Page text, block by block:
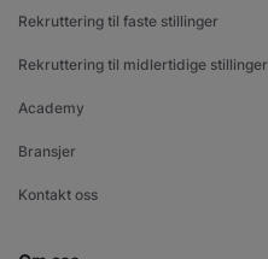
Rekruttering til faste stillinger
Rekruttering til midlertidige stillinger
Academy
Bransjer
Kontakt oss